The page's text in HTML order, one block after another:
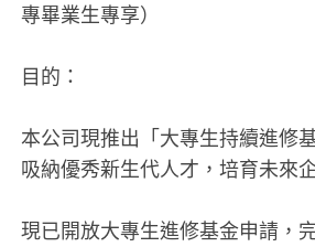
專畢業生專享）
目的：
本公司現推出「大專生持續進修
吸納優秀新生代人才，培育未來
現已開放大專生進修基金申請，